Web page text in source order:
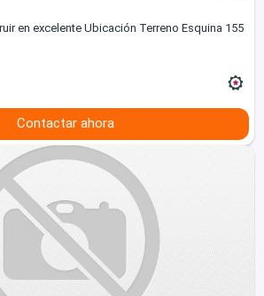
en excelente Ubicación Terreno Esquina 155
Contactar ahora